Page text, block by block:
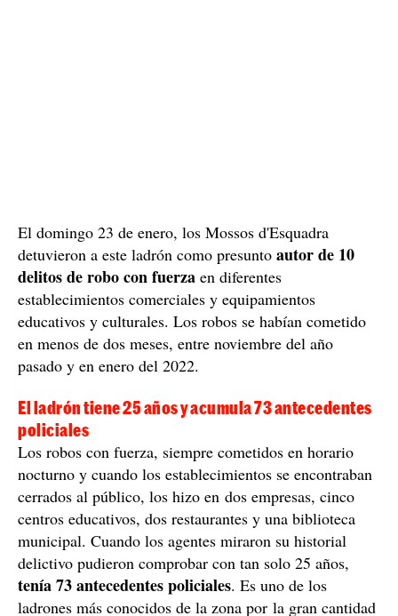
El domingo 23 de enero, los Mossos d'Esquadra
detuvieron a este ladrón como presunto autor de 10
delitos de robo con fuerza en diferentes
establecimientos comerciales y equipamientos
educativos y culturales. Los robos se habían cometido
en menos de dos meses, entre noviembre del año
pasado y en enero del 2022.